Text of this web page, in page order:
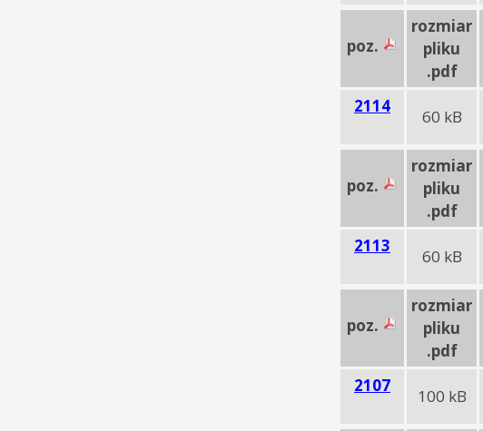
poz.
rozmiar
pliku
.pdf
2114
60 kB
poz.
rozmiar
pliku
.pdf
2113
60 kB
poz.
rozmiar
pliku
.pdf
2107
100 kB